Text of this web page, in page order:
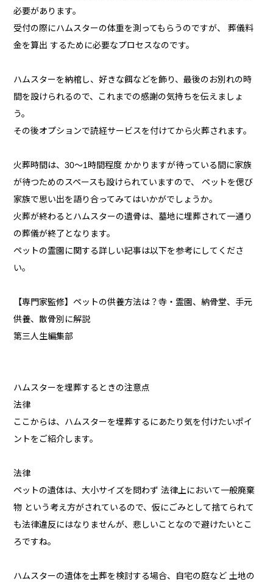
必要があります。
受付の際にハムスターの体重を測ってもらうのですが、 葬儀料
金を算出 するために必要なプロセスなのです。
ハムスターを納棺し、好きな餌などを飾り、最後のお別れの時
間を設けられるので、これまでの感謝の気持ちを伝えましょ
う。
その後オプションで読経サービスを付けてから火葬されます。
火葬時間は、30～1時間程度 かかりますが待っている間に家族
が待つためのスペースも設けられていますので、 ペットを偲び
家族で思い出を語り合ってみてはいかがでしょうか。
火葬が終わるとハムスターの遺骨は、墓地に埋葬されて一通り
の葬儀が終了となります。
ペットの霊園に関する詳しい記事は以下を参考にしてくださ
い。
【専門家監修】ペットの供養方法は？寺・霊園、納骨堂、手元
供養、散骨別に解説
第三人生編集部
ハムスターを埋葬するときの注意点
法律
ここからは、ハムスターを埋葬するにあたり気を付けたいポイ
ントをご紹介します。
法律
ペットの遺体は、大小サイズを問わず 法律上において一般廃棄
物 という考え方がされているので、仮にごみとして捨てられて
も法律違反にはなりませんが、悲しいことなので避けたいとこ
ろですね。
ハムスターの遺体を土葬を検討する場合、自宅の庭など 土地の